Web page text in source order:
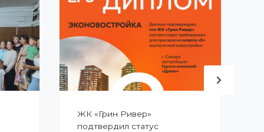
ЖК «Грин Ривер»
подтвердил статус